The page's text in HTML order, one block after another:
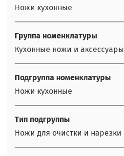
Ножи кухонные
Группа номенклатуры
Кухонные ножи и аксессуары
Подгруппа номенклатуры
Ножи кухонные
Тип подгруппы
Ножи для очистки и нарезки